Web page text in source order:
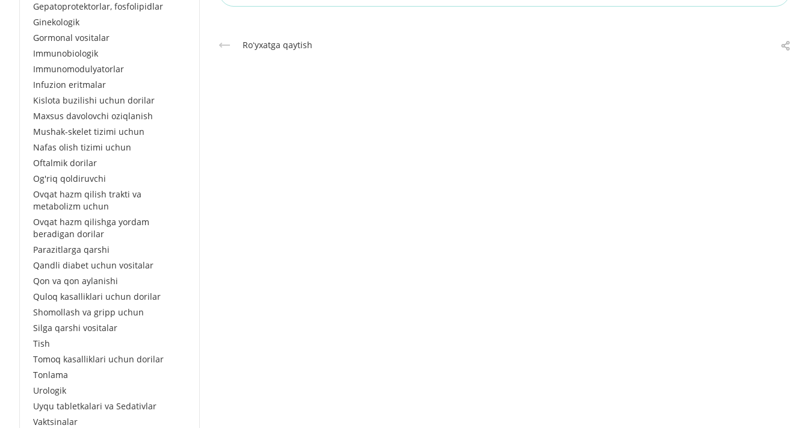
Roʻyxatga qaytish
Gepatoprotektorlar, fosfolipidlar
Ginekologik
Gormonal vositalar
Immunobiologik
Immunomodulyatorlar
Infuzion eritmalar
Kislota buzilishi uchun dorilar
Maxsus davolovchi oziqlanish
Mushak-skelet tizimi uchun
Nafas olish tizimi uchun
Oftalmik dorilar
Og'riq qoldiruvchi
Ovqat hazm qilish trakti va
metabolizm uchun
Ovqat hazm qilishga yordam
beradigan dorilar
Parazitlarga qarshi
Qandli diabet uchun vositalar
Qon va qon aylanishi
Quloq kasalliklari uchun dorilar
Shomollash va gripp uchun
Silga qarshi vositalar
Tish
Tomoq kasalliklari uchun dorilar
Tonlama
Urologik
Uyqu tabletkalari va Sedativlar
Vaktsinalar